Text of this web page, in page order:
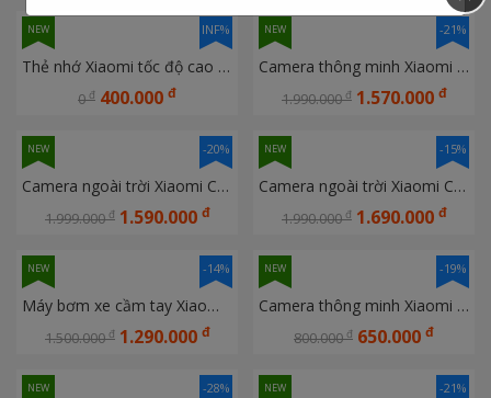
Thẻ nhớ Xiaomi tốc độ cao 32GB
0đ 400.000 đ
INF%
NEW
Camera thông minh Xiaomi C700 EU BHR9182EU
1.990.000đ 1.570.000 đ
-21%
NEW
Camera ngoài trời Xiaomi CW500 Dual EU BHR9402EU
1.999.000đ 1.590.000 đ
-20%
NEW
Camera ngoài trời Xiaomi CW700S BHR9401EU
1.990.000đ 1.690.000 đ
-15%
NEW
Máy bơm xe cầm tay Xiaomi Mijia 2 Pro MJCQB07PQW
1.500.000đ 1.290.000 đ
-14%
NEW
Camera thông minh Xiaomi C100 EU Bản quốc tế - Hàng chính hãng DGW - Cảnh báo trẻ em khóc
800.000đ 650.000 đ
-19%
NEW
-28%
NEW -21%
NEW